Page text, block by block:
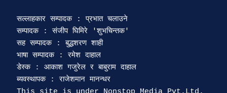
सल्लाहकार सम्पादक : प्रभात चलाउने
सम्पादक : संजीप घिमिरे 'शुभचिन्तक'
सह सम्पादक : बुद्धशरण शाही
भाषा सम्पादक : रमेश दाहाल
डेस्क : आकाश गजुरेल र बाबुराम दाहाल
ब्यवस्थापक : राजेशमान मानन्धर